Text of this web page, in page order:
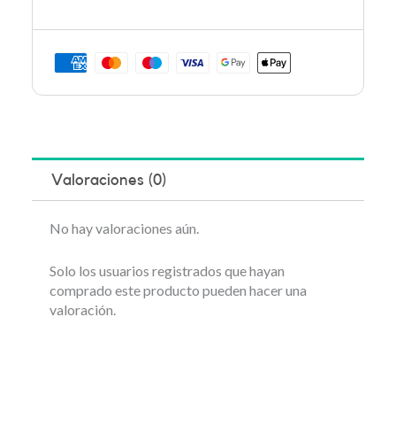
Valoraciones (0)
No hay valoraciones aún.
Solo los usuarios registrados que hayan
comprado este producto pueden hacer una
valoración.